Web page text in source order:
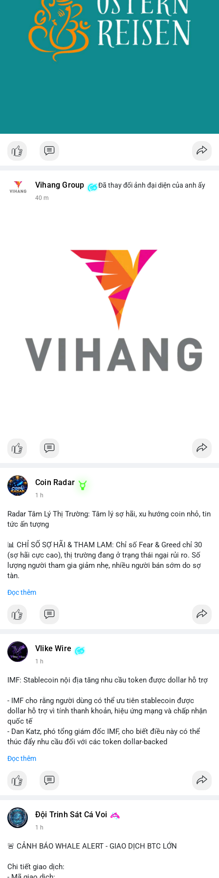
Vihang Group Đã thay đổi ảnh đại diện của anh ấy
40 m
Coin Radar
1 h
Radar Tâm Lý Thị Trường: Tâm lý sợ hãi, xu hướng coin nhỏ, tin
tức ấn tượng
📊 CHỈ SỐ SỢ HÃI & THAM LAM: Chỉ số Fear & Greed chỉ 30
(sợ hãi cực cao), thị trường đang ở trạng thái ngại rủi ro. Số
lượng người tham gia giảm nhẹ, nhiều người bán sớm do sợ
tàn.
📈 XU HƯỚNG TÌM KIẾM & THẢO LUẬN: Biconomy (BICO),
coin được tìm kiếm nhiều nhất. Chủ đề NFT (Pudgy Penguins),
💬 DÒNG CHẢY TIN TỨC & TRUYỀN THÔNG: Bàn tán trên
Binance Square tập trung vào lệnh kẹp, dự báo NVDA và Musk
luận về Clearity Act.
💡 NHẬN ĐỊNH & KHUYẾN NGHỊ: Tâm lý ngắn hạn vẫn tiêu
cực do sợ hãi, nhưng xu hướng coin nhỏ và tin tức AI/NVIDA
có thể tạo cơ hội mua sớm. Cần theo dõi sự thay đổi trong
chính sách crypto Mỹ.
Đọc thêm
Vlike Wire
1 h
IMF: Stablecoin nội địa tăng nhu cầu token được dollar hỗ trợ
- IMF cho rằng người dùng có thể ưu tiên stablecoin được
dollar hỗ trợ vì tính thanh khoản, hiệu ứng mạng và chấp nhận
quốc tế
- Dan Katz, phó tổng giám đốc IMF, cho biết điều này có thể
thúc đẩy nhu cầu đối với các token dollar-backed
triển stablecoin nội địa
$btc $eth
📰 Nguồn: Cointelegraph
Đọc thêm
Đội Trinh Sát Cá Voi
1 h
🚨 CẢNH BÁO WHALE ALERT - GIAO DỊCH BTC LỚN
Chi tiết giao dịch: